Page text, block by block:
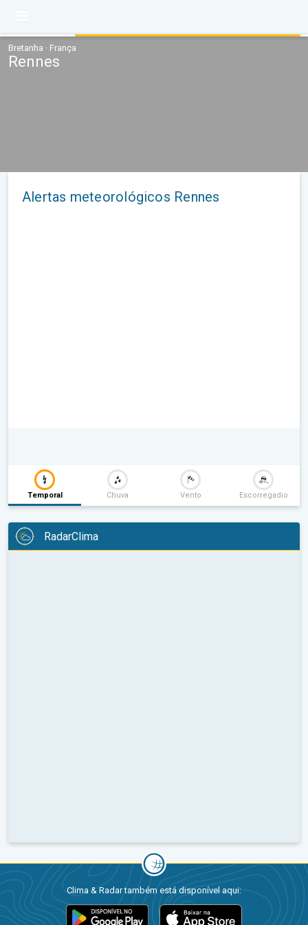
Bretanha · França
Rennes
Alertas meteorológicos Rennes
Temporal Chuva Vento Escorregadio
RadarClima
Clima & Radar também está disponível aqui: